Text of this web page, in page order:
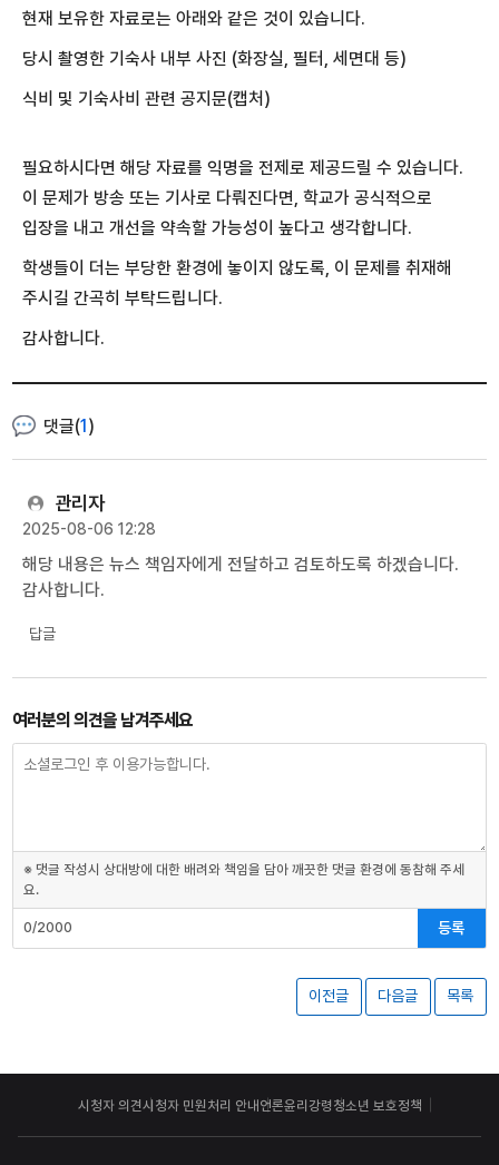
현재 보유한 자료로는 아래와 같은 것이 있습니다.
당시 촬영한 기숙사 내부 사진 (화장실, 필터, 세면대 등)
식비 및 기숙사비 관련 공지문(캡처)
필요하시다면 해당 자료를 익명을 전제로 제공드릴 수 있습니다.
이 문제가 방송 또는 기사로 다뤄진다면, 학교가 공식적으로
입장을 내고 개선을 약속할 가능성이 높다고 생각합니다.
학생들이 더는 부당한 환경에 놓이지 않도록, 이 문제를 취재해
주시길 간곡히 부탁드립니다.
감사합니다.
댓글(1 )
관리자
2025-08-06 12:28
해당 내용은 뉴스 책임자에게 전달하고 검토하도록 하겠습니다.
감사합니다.
답글
여러분의 의견을 남겨주세요
※ 댓글 작성시 상대방에 대한 배려와 책임을 담아 깨끗한 댓글 환경에 동참해 주세
요.
0/2000 등록
이전글 다음글 목록
시청자 의견시청자 민원처리 안내언론윤리강령 청소년 보호정책